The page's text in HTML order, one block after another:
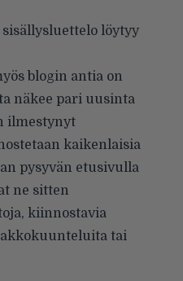
löytyy
blogin antia on
näkee pari uusinta
ilmestynyt
kaikenlaisia
pysyvän etusivulla
ne sitten
kiinnostavia
tai